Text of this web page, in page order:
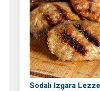
Sodalı Izgara